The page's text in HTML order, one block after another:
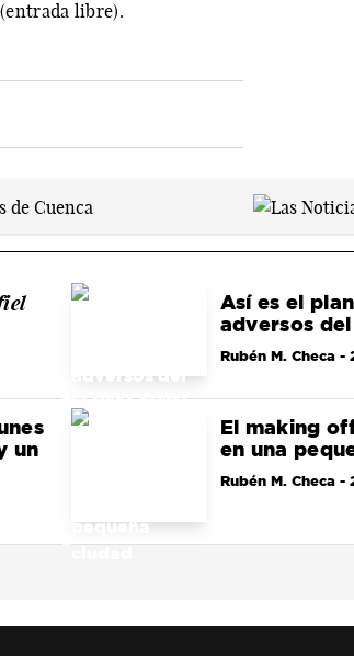
(entrada libre).
Así es el
adversos
Rubén M. Checa-
un
El making
en una
Rubén M. Checa-